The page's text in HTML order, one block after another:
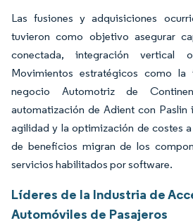
Las fusiones y adquisiciones
tuvieron como objetivo asegurar
conectada, integración vertical
Movimientos estratégicos como la
negocio Automotriz de
automatización de Adient con Paslin
agilidad y la optimización de costes
de beneficios migran de los
servicios habilitados por software.
Líderes de la Industria de
Automóviles de Pasajeros